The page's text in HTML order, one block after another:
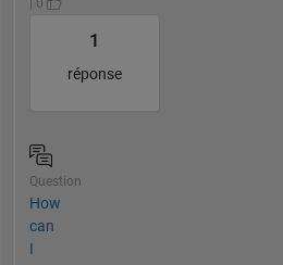
1
réponse
Question
How
can
I